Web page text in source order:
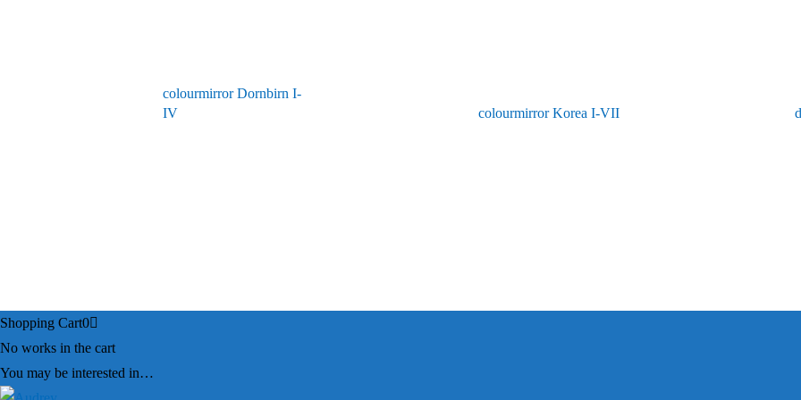
colourmirror Dornbirn I-
IV
colourmirror Korea I-VII
Shopping Cart0
No works in the cart
You may be interested in…